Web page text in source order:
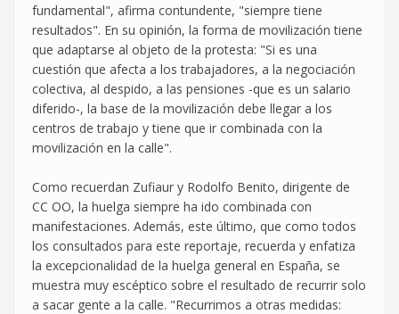
fundamental", afirma contundente, "siempre tiene
resultados". En su opinión, la forma de movilización tiene
que adaptarse al objeto de la protesta: "Si es una
cuestión que afecta a los trabajadores, a la negociación
colectiva, al despido, a las pensiones -que es un salario
diferido-, la base de la movilización debe llegar a los
centros de trabajo y tiene que ir combinada con la
movilización en la calle".
Como recuerdan Zufiaur y Rodolfo Benito, dirigente de
CC OO, la huelga siempre ha ido combinada con
manifestaciones. Además, este último, que como todos
los consultados para este reportaje, recuerda y enfatiza
la excepcionalidad de la huelga general en España, se
muestra muy escéptico sobre el resultado de recurrir solo
a sacar gente a la calle. "Recurrimos a otras medidas: